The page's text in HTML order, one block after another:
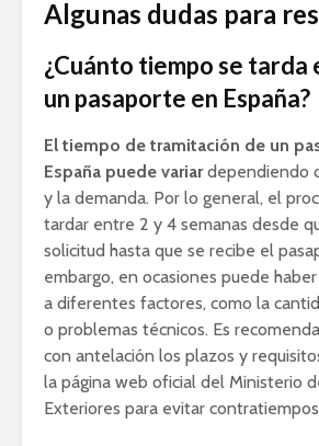
Algunas dudas para
¿Cuánto tiempo se
un pasaporte en España?
El tiempo de tramitación de un
España puede variardependiendo
y la demanda. Por lo general, el
tardar entre 2 y 4 semanas desde
solicitud hasta que se recibe el
embargo, en ocasiones puede
a diferentes factores, como la
o problemas técnicos. Es
con antelación los plazos y
la página web oficial del Ministerio
Exteriores para evitar